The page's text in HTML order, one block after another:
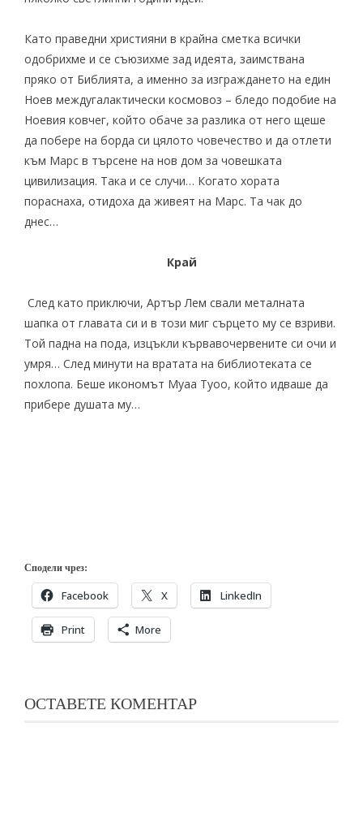
Като праведни християни в крайна сметка всички
одобрихме и се съюзихме зад идеята, заимствана
пряко от Библията, а именно за изграждането на един
Ноев междугалактически космовоз – бледо подобие на
Ноевия ковчег, който обаче за разлика от него щеше
да побере на борда си цялото човечество и да отлети
към Марс в търсене на нов дом за човешката
цивилизация. Така и се случи… Когато хората
пораснаха, отидоха да живеят на Марс. Та чак до
днес…
Край
След като приключи, Артър Лем свали металната
шапка от главата си и в този миг сърцето му се взриви.
Той падна на пода, изцъкли кървавочервените си очи и
умря… След минути на вратата на библиотеката се
похлопа. Беше икономът Муаа Туоо, който идваше да
прибере душата му…
Сподели чрез:
Facebook X LinkedIn
Print More
ОСТАВЕТЕ КОМЕНТАР